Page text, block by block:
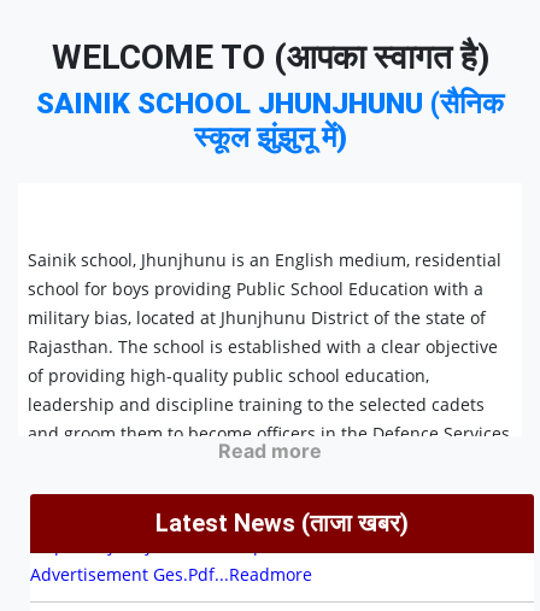
WELCOME TO (आपका स्वागत है)
SAINIK SCHOOL JHUNJHUNU (सैनिक
स्कूल झुंझुनू में)
military bias, located at Jhunjhunu District of the state of
Rajasthan. The school is established with a clear objective
of providing high-quality public school education,
leadership and discipline training to the selected cadets
and groom them to become officers in the Defence Services
of the country. The aim of the School is to enrol as many
cadets as possible into the National Defence Academy
Read more
Latest News (ताजा खबर)